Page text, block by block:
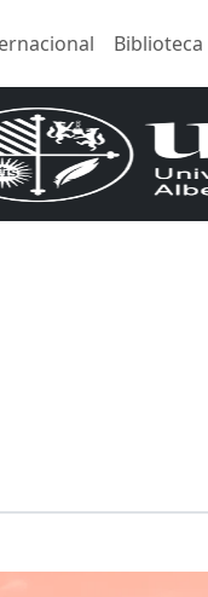
Biblioteca